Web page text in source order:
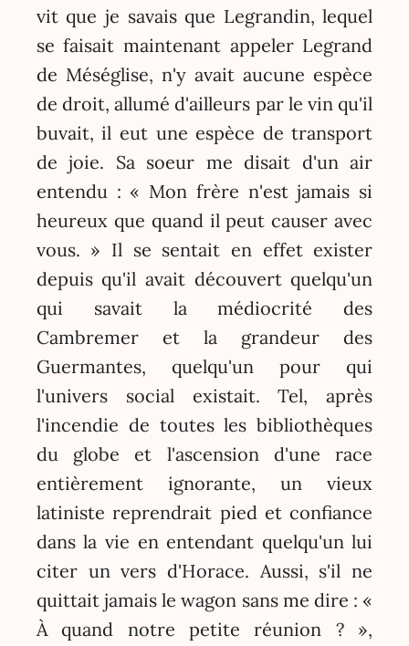
vit que je savais que Legrandin, lequel
se faisait maintenant appeler Legrand
de Méséglise, n'y avait aucune espèce
de droit, allumé d'ailleurs par le vin qu'il
buvait, il eut une espèce de transport
de joie. Sa soeur me disait d'un air
entendu : « Mon frère n'est jamais si
heureux que quand il peut causer avec
vous. » Il se sentait en effet exister
depuis qu'il avait découvert quelqu'un
qui savait la médiocrité des
Cambremer et la grandeur des
Guermantes, quelqu'un pour qui
l'univers social existait. Tel, après
l'incendie de toutes les bibliothèques
du globe et l'ascension d'une race
entièrement ignorante, un vieux
latiniste reprendrait pied et confiance
dans la vie en entendant quelqu'un lui
citer un vers d'Horace. Aussi, s'il ne
quittait jamais le wagon sans me dire : «
À quand notre petite réunion ? »,